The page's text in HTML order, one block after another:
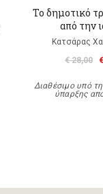
Το δημοτικό
από την
Κατσάρας
€ 28,00
Διαθέσιμο υπό
ύπαρξης